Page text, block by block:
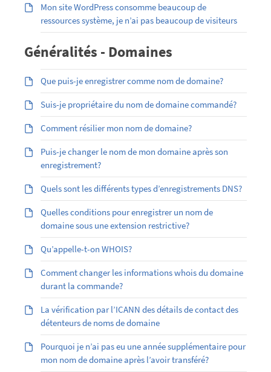
Mon site WordPress consomme beaucoup de
ressources système, je n’ai pas beaucoup de visiteurs
Généralités - Domaines
Que puis-je enregistrer comme nom de domaine?
Suis-je propriétaire du nom de domaine commandé?
Comment résilier mon nom de domaine?
Puis-je changer le nom de mon domaine après son
enregistrement?
Quels sont les différents types d’enregistrements DNS?
Quelles conditions pour enregistrer un nom de
domaine sous une extension restrictive?
Qu’appelle-t-on WHOIS?
Comment changer les informations whois du domaine
durant la commande?
La vérification par l’ICANN des détails de contact des
détenteurs de noms de domaine
Pourquoi je n’ai pas eu une année supplémentaire pour
mon nom de domaine après l’avoir transféré?